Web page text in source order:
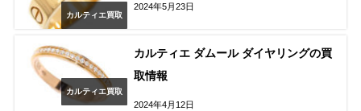
カルティエ買取
2024年5月23日
カルティエ買取
カルティエ ダムール ダイヤリングの買
取情報
2024年4月12日